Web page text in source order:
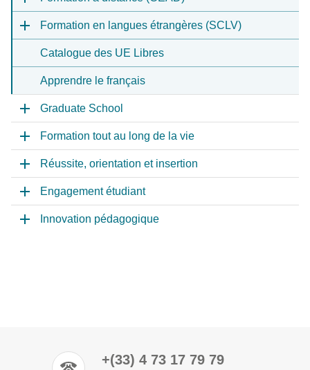
Formation en langues étrangères (SCLV)
Catalogue des UE Libres
Apprendre le français
Graduate School
Formation tout au long de la vie
Réussite, orientation et insertion
Engagement étudiant
Innovation pédagogique
+(33) 4 73 17 79 79